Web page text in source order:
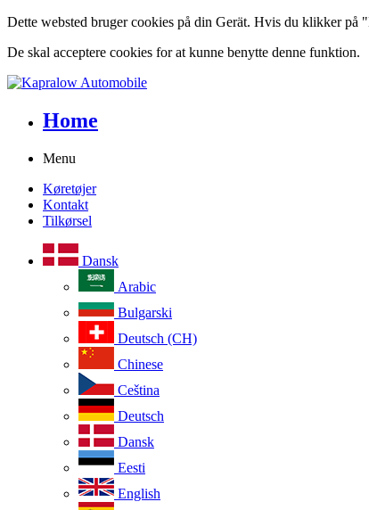
Dette websted bruger cookies på din Gerät. Hvis du klikker på
De skal acceptere cookies for at kunne benytte denne funktion.
Home
Menu
Køretøjer
Kontakt
Tilkørsel
Dansk
Arabic
Bulgarski
Deutsch (CH)
Chinese
Ceština
Deutsch
Dansk
Eesti
English